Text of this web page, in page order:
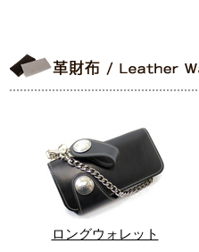
ロングウォレット